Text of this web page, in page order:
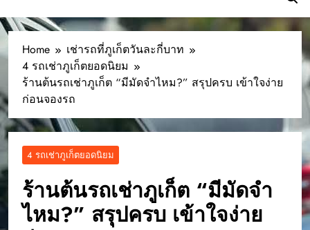
Home
เช่ารถที่ภูเก็ตวันละกี่บาท
4 รถเช่าภูเก็ตยอดนิยม
ร้านต้นรถเช่าภูเก็ต “มีมัดจำไหม?” สรุปครบ เข้าใจง่าย
ก่อนจองรถ
4 รถเช่าภูเก็ตยอดนิยม
ร้านต้นรถเช่าภูเก็ต “มีมัดจำ
ไหม?” สรุปครบ เข้าใจง่าย